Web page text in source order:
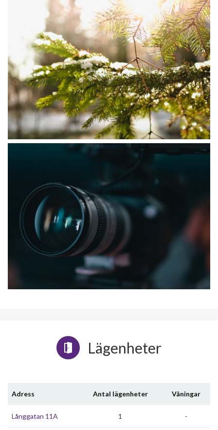
Lägenheter
Adress Antal lägenheter Våningar
Långgatan 11A 1 -